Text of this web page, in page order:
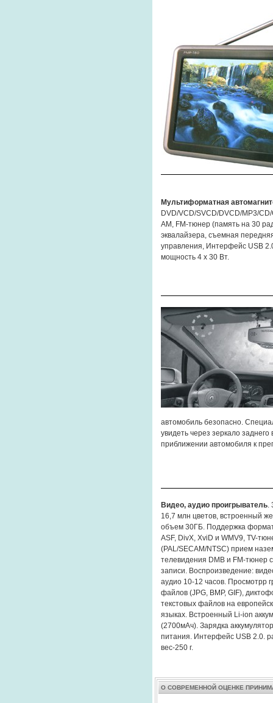
Мультиформатная
DVD/VCD/SVCD/DVCD/MP3/
АМ, FM-тюнер (память на 30
эквалайзера, съемная
управления, Интерфейс USB
мощность 4 х 30 Вт.
автомобиль безопасно.
увидеть через зеркало
приближении автомобиля к
Видео, аудио проигрыватель.
16,7 млн цветов, встроенный
объем 30ГБ. Поддержка
ASF, DivX, XviD и WMV9, TV-
(PAL/SECAM/NTSC) прием
телевидения DMB и FM-тюнер
записи. Воспроизведение:
аудио 10-12 часов. Просмотрр
файлов (JPG, BMP, GIF),
текстовых файлов на
языках. Встроенный Li-ion
(2700мАч). Зарядка
питания. Интерфейс USB 2.0.
вес-250 г.
О СОВРЕМЕННОЙ ОЦЕНКЕ